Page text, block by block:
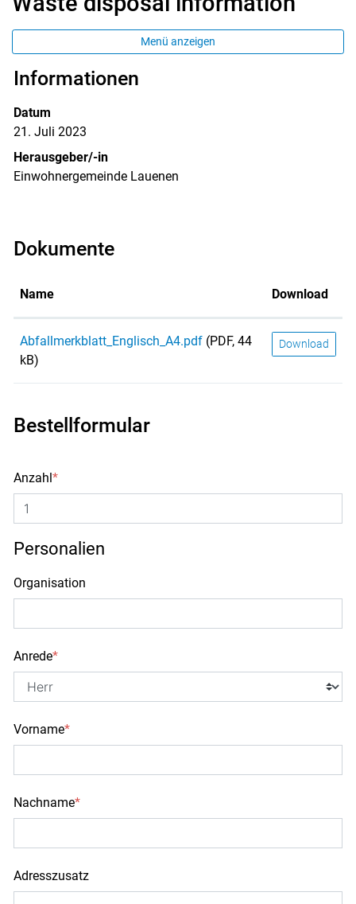
Menü anzeigen
Informationen
Datum
21. Juli 2023
Herausgeber/-in
Einwohnergemeinde Lauenen
Dokumente
Name Download
Abfallmerkblatt_Englisch_A4.pdf (PDF, 44
kB)
Download
Bestellformular
Anzahl *
Personalien
Organisation
Anrede*
Vorname*
Nachname*
Adresszusatz